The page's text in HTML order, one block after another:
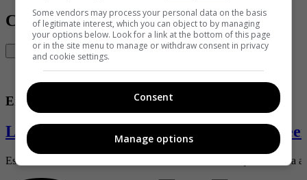
Contenido Relacionado
Entretenimiento
La extraña razón por la que Morgan
Estos accesorios tienen una historia oscura detrás, una que marcaría
Some vendors may process your personal data on the basis
of legitimate interest, which you can object to by managing
your options below. Look for a link at the bottom of this page
or in the site menu to manage or withdraw consent in privacy
and cookie settings.
Consent
Manage options